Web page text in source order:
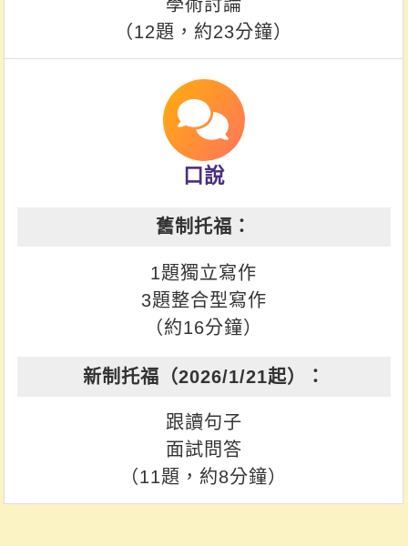
學術討論
（12題，約23分鐘）
口說
1題獨立寫作
3題整合型寫作
（約16分鐘）
跟讀句子
面試問答
（11題，約8分鐘）